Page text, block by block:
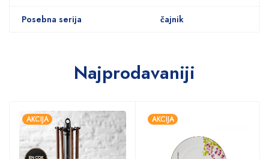
Posebna serija čajnik
Najprodavaniji
AKCIJA AKCIJA